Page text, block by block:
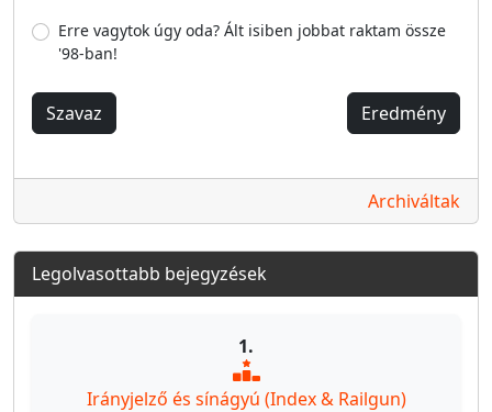
Erre vagytok úgy oda? Ált isiben jobbat raktam össze
'98-ban!
Szavaz Eredmény
Archiváltak
Legolvasottabb bejegyzések
1.
Irányjelző és sínágyú (Index & Railgun)